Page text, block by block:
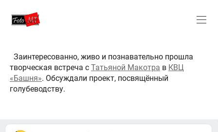
Заинтересованно, живо и познавательно прошла
творческая встреча с Татьяной Макотра в КВЦ
«Башня». Обсуждали проект, посвящённый
голубеводству.